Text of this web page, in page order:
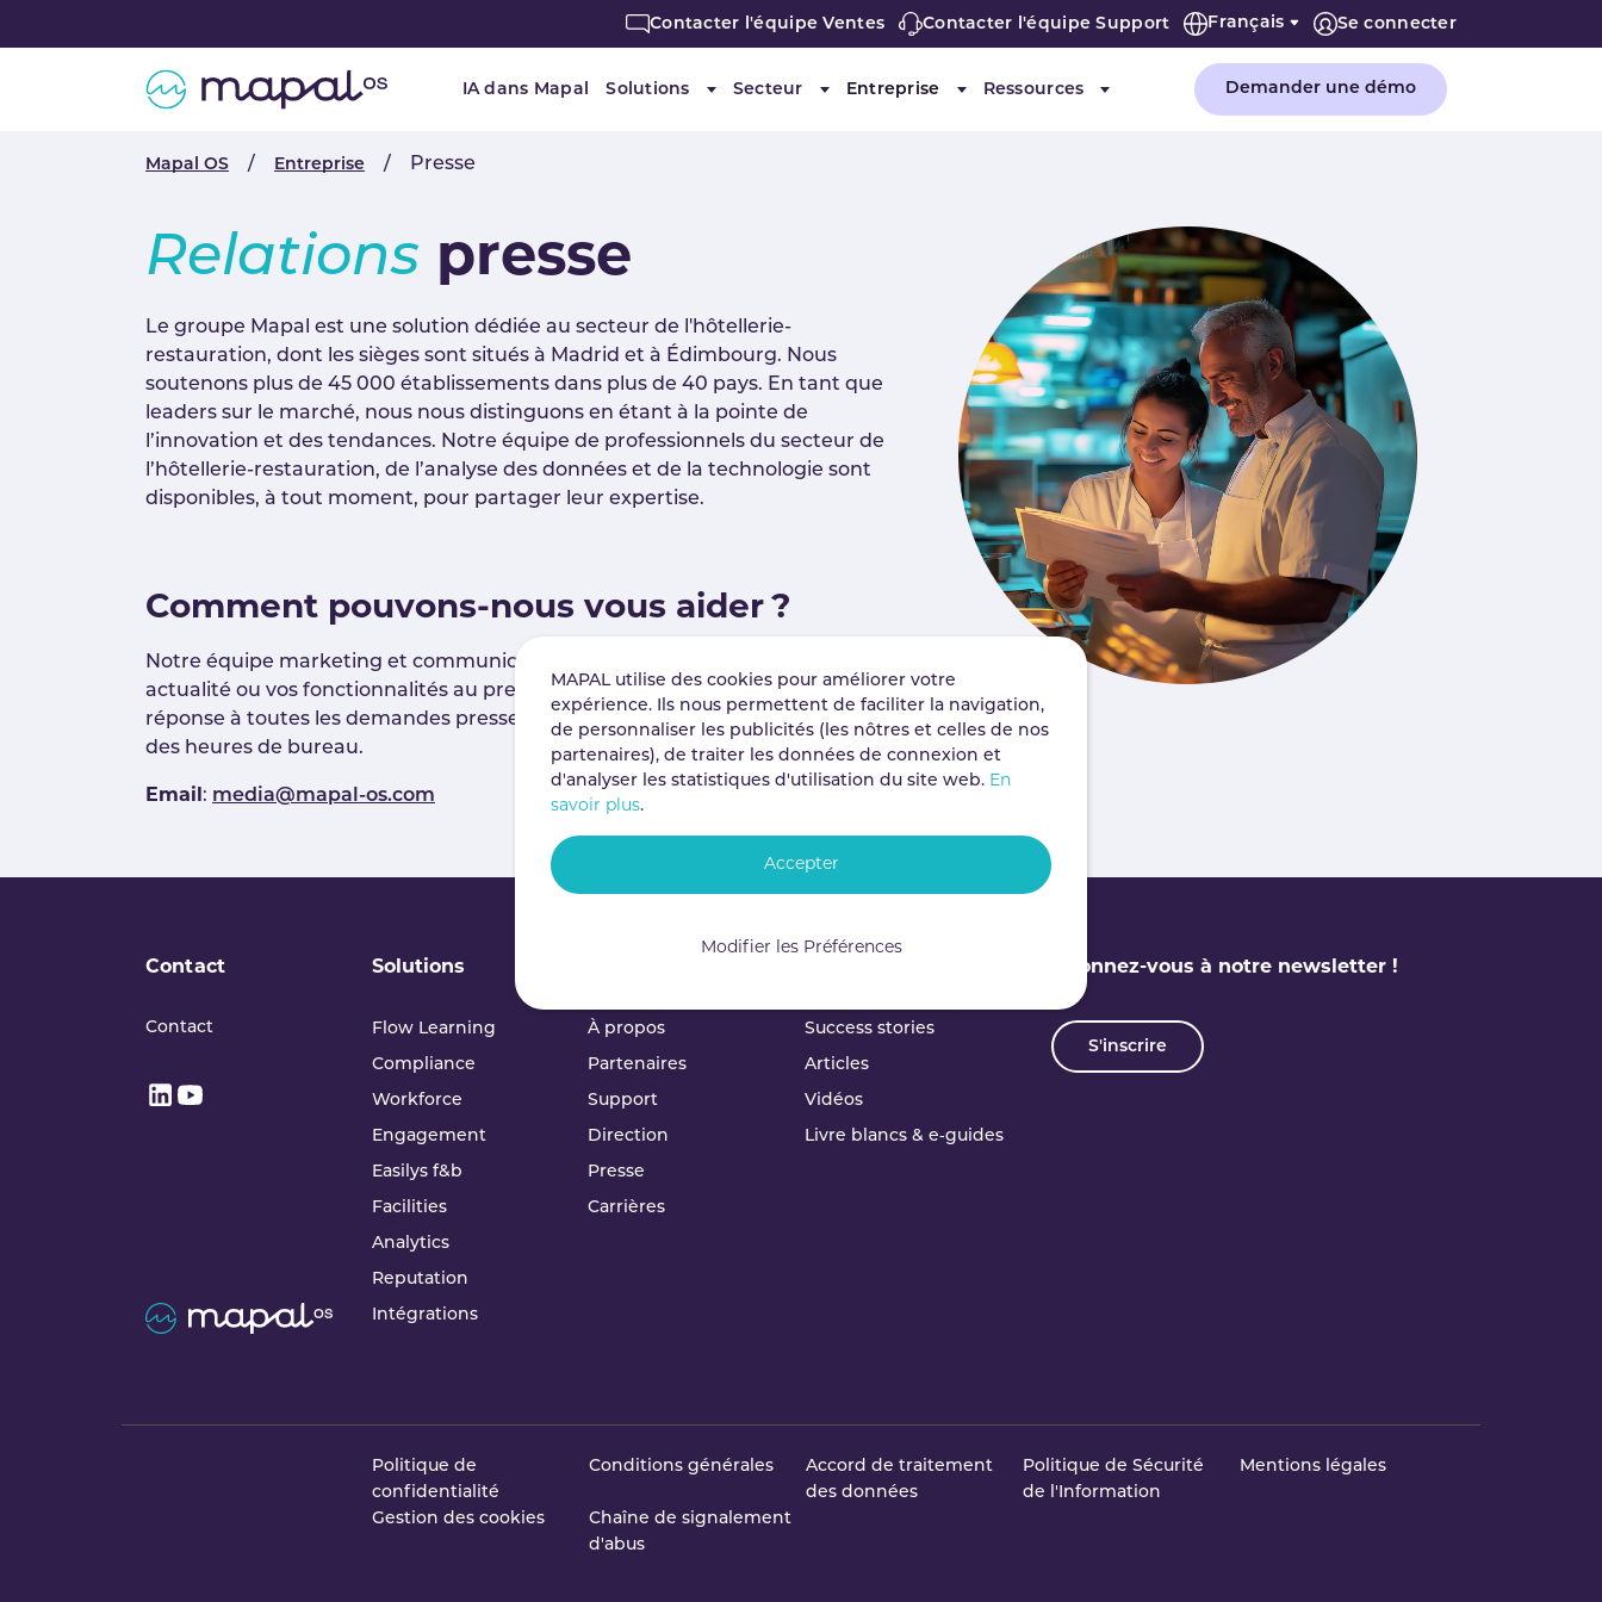
Contacter l'équipe Ventes Contacter l'équipe Support Français Se connecter
IA dans Mapal Solutions
Submenu for "Solutions"
Secteur
Submenu for "Secteur"
Entreprise
Submenu for "Entreprise"
Ressources
Submenu for "Ressources"
Demander une démo
You are here:
Mapal OS Entreprise Presse
Relations presse
Le groupe Mapal est une solution dédiée au secteur de l'hôtellerie-
restauration, dont les sièges sont situés à Madrid et à Édimbourg. Nous
soutenons plus de 45 000 établissements dans plus de 40 pays. En tant que
leaders sur le marché, nous nous distinguons en étant à la pointe de
l’innovation et des tendances. Notre équipe de professionnels du secteur de
l’hôtellerie-restauration, de l’analyse des données et de la technologie sont
disponibles, à tout moment, pour partager leur expertise.
Comment pouvons-nous vous aider ?
Notre équipe marketing et communication est là pour mettre votre
actualité ou vos fonctionnalités au premier plan. Nous garantissons une
réponse à toutes les demandes presse dans les deux heures, dans le cadre
des heures de bureau.
Email : media@mapal-os.com
Contact
Contact
Solutions
Flow Learning
Compliance
Workforce
Engagement
Easilys f&b
Facilities
Analytics
Reputation
Intégrations
À propos
Partenaires
Support
Direction
Presse
Carrières
Success stories
Articles
Vidéos
Livre blancs & e‑guides
Abonnez-vous à notre newsletter !
S'inscrire
Politique de
confidentialité
Conditions générales
Accord de traitement
des données
Politique de Sécurité
de l'Information
Mentions légales
Gestion des cookies
Chaîne de signalement
d'abus
MAPAL utilise des cookies pour améliorer votre
expérience. Ils nous permettent de faciliter la navigation,
de personnaliser les publicités (les nôtres et celles de nos
partenaires), de traiter les données de connexion et
d'analyser les statistiques d'utilisation du site web. En
savoir plus.
Modifier les Préférences
Accepter